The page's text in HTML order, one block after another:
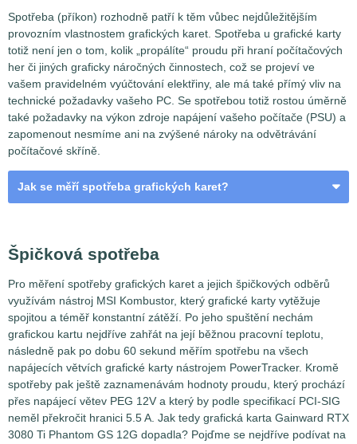
Spotřeba (příkon) rozhodně patří k těm vůbec nejdůležitějším
provozním vlastnostem grafických karet. Spotřeba u grafické karty
totiž není jen o tom, kolik „propálíte“ proudu při hraní počítačových
her či jiných graficky náročných činnostech, což se projeví ve
vašem pravidelném vyúčtování elektřiny, ale má také přímý vliv na
technické požadavky vašeho PC. Se spotřebou totiž rostou úměrně
také požadavky na výkon zdroje napájení vašeho počítače (PSU) a
zapomenout nesmíme ani na zvýšené nároky na odvětrávání
počítačové skříně.
Jak se měří spotřeba grafických karet?
Špičková spotřeba
Pro měření spotřeby grafických karet a jejich špičkových odběrů
využívám nástroj MSI Kombustor, který grafické karty vytěžuje
spojitou a téměř konstantní zátěží. Po jeho spuštění nechám
grafickou kartu nejdříve zahřát na její běžnou pracovní teplotu,
následně pak po dobu 60 sekund měřím spotřebu na všech
napájecích větvích grafické karty nástrojem PowerTracker. Kromě
spotřeby pak ještě zaznamenávám hodnoty proudu, který prochází
přes napájecí větev PEG 12V a který by podle specifikací PCI-SIG
neměl překročit hranici 5.5 A. Jak tedy grafická karta Gainward RTX
3080 Ti Phantom GS 12G dopadla? Pojďme se nejdříve podívat na